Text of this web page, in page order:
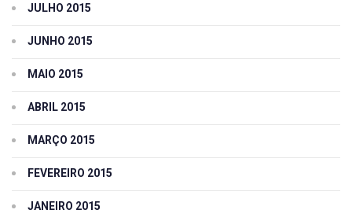
JULHO 2015
JUNHO 2015
MAIO 2015
ABRIL 2015
MARÇO 2015
FEVEREIRO 2015
JANEIRO 2015